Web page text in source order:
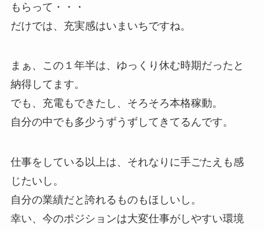
もらって・・・
だけでは、充実感はいまいちですね。
まぁ、この１年半は、ゆっくり休む時期だったと
納得してます。
でも、充電もできたし、そろそろ本格稼動。
自分の中でも多少うずうずしてきてるんです。
仕事をしている以上は、それなりに手ごたえも感
じたいし。
自分の業績だと誇れるものもほしいし。
幸い、今のポジションは大変仕事がしやすい環境